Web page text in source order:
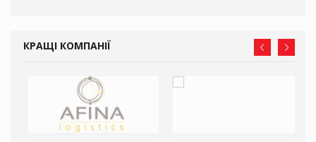
КРАЩІ КОМПАНІЇ